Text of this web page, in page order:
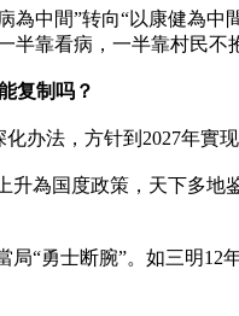
為中間”转向“以康健為
半靠看病，一半靠村民不
复制吗？
化办法，方针到2027年實
升為国度政策，天下多地
局“勇士断腕”。如三明12